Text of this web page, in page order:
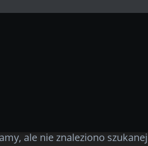
ale nie znaleziono